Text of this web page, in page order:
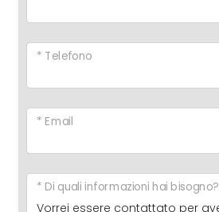
* Telefono
* Email
* Di quali informazioni hai bisogno?